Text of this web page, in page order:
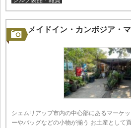
メイドイン・カンボジア・
シェムリアップ市内の中心部にあるマーケ
ーやバッグなどの小物が揃う お土産として